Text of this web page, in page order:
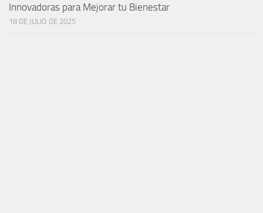
Innovadoras para Mejorar tu Bienestar
18 DE JULIO DE 2025